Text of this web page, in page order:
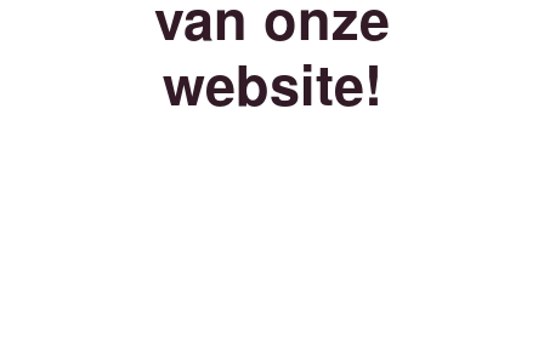
van onze
website!